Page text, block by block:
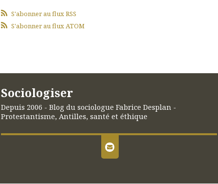
S'abonner au flux RSS
S'abonner au flux ATOM
Sociologiser
Depuis 2006 - Blog du sociologue Fabrice Desplan -
Protestantisme, Antilles, santé et éthique